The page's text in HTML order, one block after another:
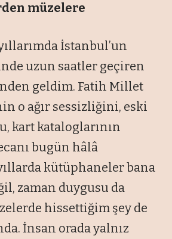
müzelere
İstanbul’un
uzun saatler geçiren
geldim. Fatih Millet
o ağır sessizliğini, eski
kart kataloglarının
bugün hâlâ
kütüphaneler bana
zaman duygusu da
hissettiğim şey de
İnsan orada yalnız